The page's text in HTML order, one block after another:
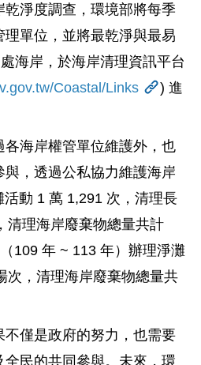
淨度調查，環境部將每季
單位，並將最乾淨與最易
海岸，於海岸清理資訊平台
Coastal/Links
) 進
海岸權管單位維護外，也
，透過公私協力維護海岸
動 1 萬 1,291 次，清理長
清理海岸廢棄物總量共計
109 年 ~ 113 年）辦理淨灘
次，清理海岸廢棄物總量共
不僅是政府的努力，也需要
全民的共同參與。未來，環